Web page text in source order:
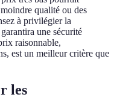
qualité ou des
à privilégier la
une sécurité
raisonnable,
est un meilleur critère que
les